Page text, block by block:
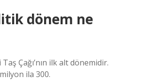
dönem ne
Çağı’nın ilk alt dönemidir.
ila 300.